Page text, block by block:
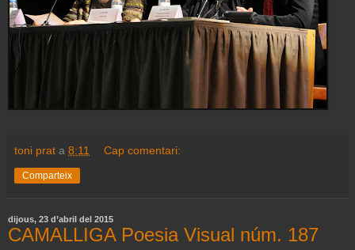
toni prat a 8:11 Cap comentari:
Comparteix
dijous, 23 d’abril del 2015
CAMALLIGA Poesia Visual núm. 187